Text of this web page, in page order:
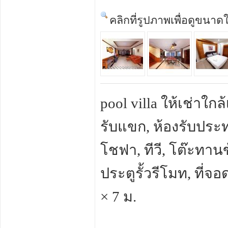
คลิกที่รูปภาพเพื่อดูขนาด
pool villa ให้เช่าใก
รับแขก, ห้องรับประ
โชฟา, ทีวี, โต๊ะทาน
ประตูรั้วรีโมท, ที่จอ
× 7 ม.